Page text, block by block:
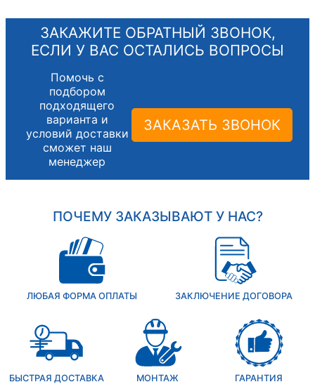
ЗАКАЖИТЕ ОБРАТНЫЙ ЗВОНОК,
ЕСЛИ У ВАС ОСТАЛИСЬ ВОПРОСЫ
Помочь с
подбором
подходящего
варианта и
условий доставки
сможет наш
менеджер
ЗАКАЗАТЬ ЗВОНОК
ПОЧЕМУ ЗАКАЗЫВАЮТ У НАС?
ЛЮБАЯ ФОРМА ОПЛАТЫ ЗАКЛЮЧЕНИЕ ДОГОВОРА
БЫСТРАЯ ДОСТАВКА МОНТАЖ ГАРАНТИЯ